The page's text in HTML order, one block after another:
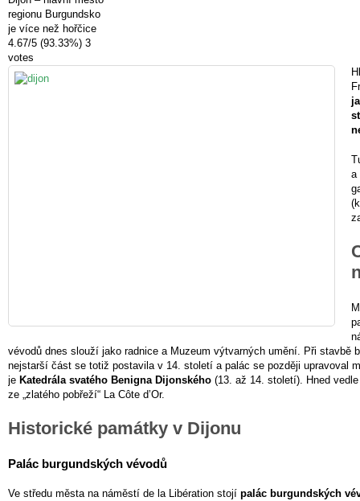
regionu Burgundsko
je více než hořčice
4.67/5 (93.33%) 3
votes
a
vévodů dnes slouží jako radnice a Muzeum výtvarných umění. Při stavbě
nejstarší část se totiž postavila v 14. století a palác se později upravoval
je Katedrála svatého Benigna Dijonského (13. až 14. století). Hned
ze „zlatého pobřeží“ La Côte d’Or.
Historické památky v Dijonu
Palác burgundských vévodů
Ve středu města na náměstí de la Libération stojí palác burgundských